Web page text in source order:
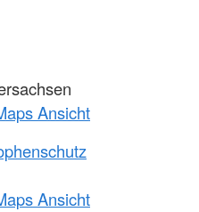
Ansicht
Ansicht